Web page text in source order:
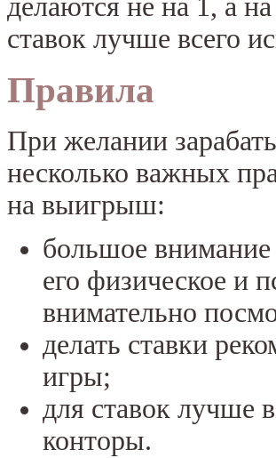
делаются не на 1, а
ставок лучше всего
Правила
При желании
несколько важных
на выигрыш:
большое внимание
его физическое и
внимательно
делать ставки
игры;
для ставок лучше
конторы.